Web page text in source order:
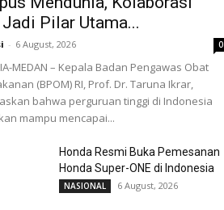
Jadi Pilar Utama...
- 6 August, 2026 0
MEDAN – Kepala Badan Pengawas Obat
(BPOM) RI, Prof. Dr. Taruna Ikrar,
bahwa perguruan tinggi di Indonesia
mampu mencapai...
Honda Resmi Buka Pemesanan
Honda Super-ONE di Indonesia
NASIONAL 6 August, 2026